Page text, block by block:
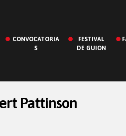
CONVOCATORIA
S
FESTIVAL
DE GUION
Pattinson